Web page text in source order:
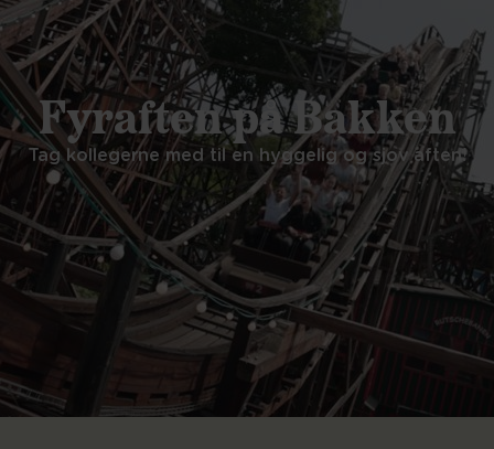
Fyraften på Bakken
Tag kollegerne med til en hyggelig og sjov aften!